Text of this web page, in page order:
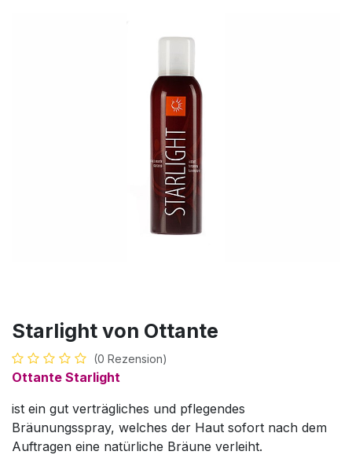
Starlight von Ottante
(0 Rezension)
Ottante Starlight
ist ein gut verträgliches und pflegendes
Bräunungsspray, welches der Haut sofort nach dem
Auftragen eine natürliche Bräune verleiht.